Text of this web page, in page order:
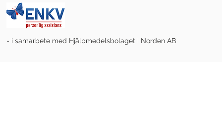
- i samarbete med Hjälpmedelsbolaget i Norden AB